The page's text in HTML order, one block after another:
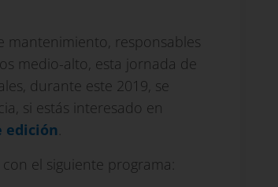
mantenimiento, responsables
medio-alto, esta jornada de
durante este 2019, se
si estás interesado en
edición.
el siguiente programa: